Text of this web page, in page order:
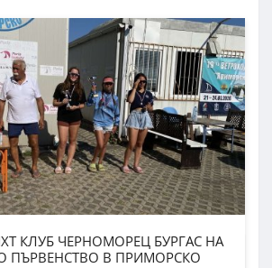
КЛУБ ЧЕРНОМОРЕЦ БУРГАС НА
ПЪРВЕНСТВО В ПРИМОРСКО